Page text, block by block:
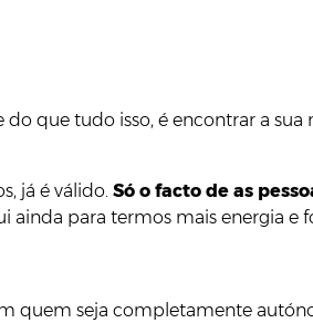
que tudo isso, é encontrar a
já é válido. Só o facto de as
ainda para termos mais energia e
quem seja completamente